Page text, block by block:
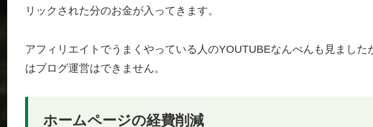
リックされた分のお金が入ってきます。
アフィリエイトでうまくやっている人のYOUTUBEなんべんも見ました
はブログ運営はできません。
ホームページの経費削減